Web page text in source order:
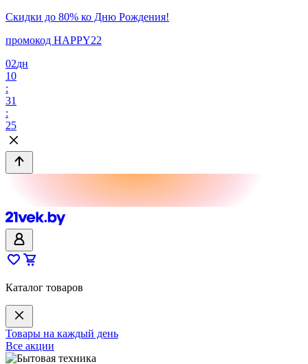
Скидки до 80% ко Дню Рождения!
промокод HAPPY22
02дн
10
:
31
:
25
Каталог товаров
Товары на каждый день
Все акции